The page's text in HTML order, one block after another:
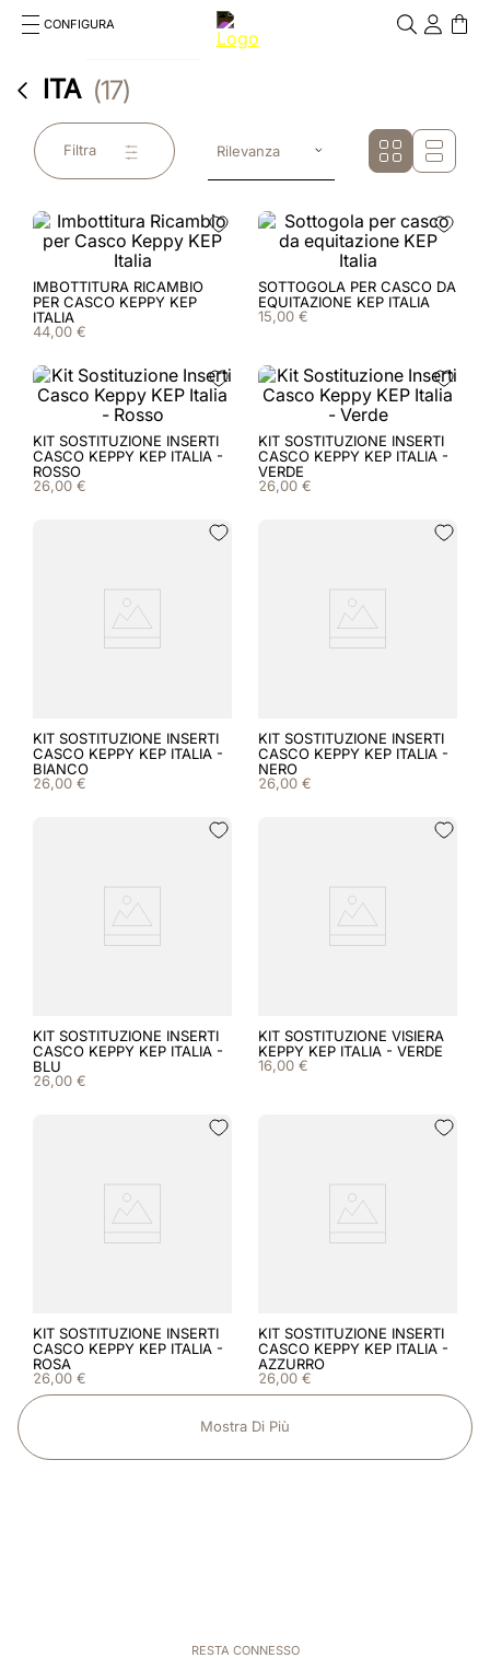
CONFIGURA
RICERCHE PIÙ FREQUENTI
1.kep cromo 2 0
2 smart nova
4.inserti
6.casco
7.smart
.
kep nero
ITA 17
Filtra Rilevanza
IMBOTTITURA RICAMBIO
PER CASCO KEPPY KEP
ITALIA
44,00 €
SOTTOGOLA PER CASCO DA
EQUITAZIONE KEP ITALIA
15,00 €
KIT SOSTITUZIONE INSERTI
CASCO KEPPY KEP ITALIA -
ROSSO
26,00 €
KIT SOSTITUZIONE INSERTI
CASCO KEPPY KEP ITALIA -
VERDE
26,00 €
KIT SOSTITUZIONE INSERTI
CASCO KEPPY KEP ITALIA -
BIANCO
26,00 €
KIT SOSTITUZIONE INSERTI
CASCO KEPPY KEP ITALIA -
NERO
26,00 €
KIT SOSTITUZIONE INSERTI
CASCO KEPPY KEP ITALIA -
BLU
26,00 €
KIT SOSTITUZIONE VISIERA
KEPPY KEP ITALIA - VERDE
16,00 €
KIT SOSTITUZIONE INSERTI
CASCO KEPPY KEP ITALIA -
ROSA
26,00 €
KIT SOSTITUZIONE INSERTI
CASCO KEPPY KEP ITALIA -
AZZURRO
26,00 €
Mostra Di Più
RESTA CONNESSO